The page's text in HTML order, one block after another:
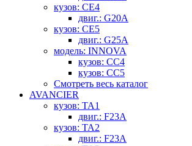
кузов: CE4
двиг.: G20A
кузов: CE5
двиг.: G25A
модель: INNOVA
кузов: CC4
кузов: CC5
Смотреть весь каталог
AVANCIER
кузов: TA1
двиг.: F23A
кузов: TA2
двиг.: F23A